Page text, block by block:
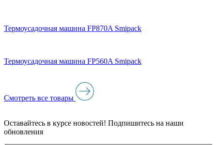
Термоусадочная машина FP870A Smipack
Термоусадочная машина FP560A Smipack
Смотреть все товары
Оставайтесь в курсе новостей! Подпишитесь на наши
обновления